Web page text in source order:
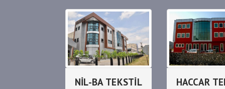
NİL-BA TEKSTİL HACCAR